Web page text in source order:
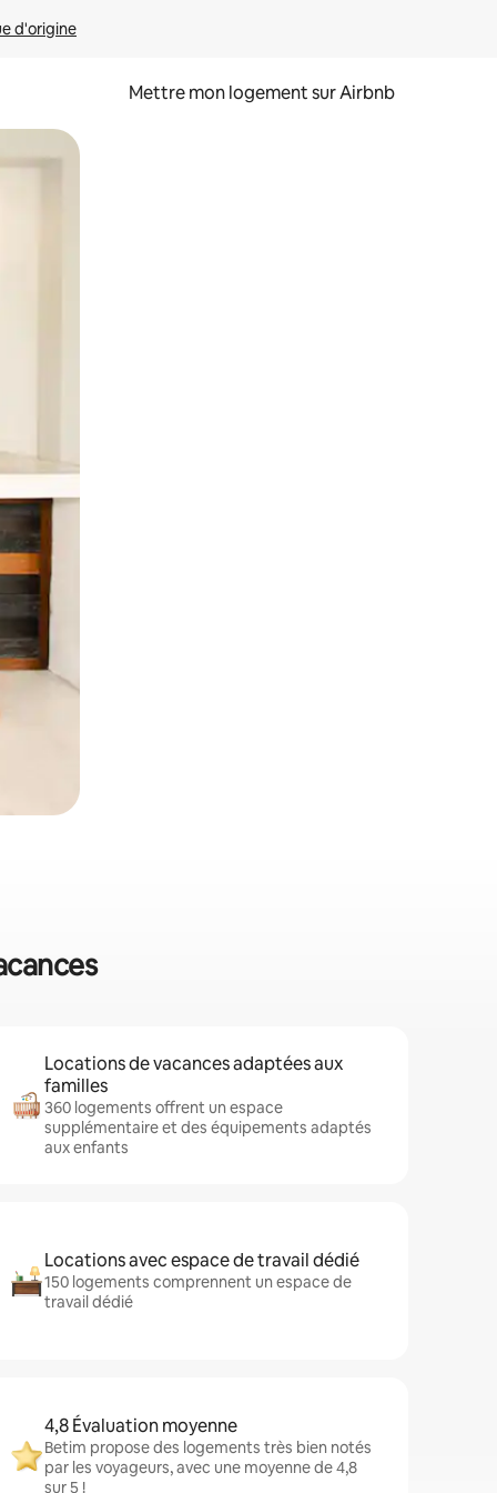
d'origine
Mettre mon logement sur Airbnb
glisser.
Locations de vacances adaptées aux
familles
360 logements offrent un espace
supplémentaire et des équipements adaptés
aux enfants
Locations avec espace de travail dédié
150 logements comprennent un espace de
travail dédié
4,8 Évaluation moyenne
Betim propose des logements très bien notés
par les voyageurs, avec une moyenne de 4,8
sur 5 !